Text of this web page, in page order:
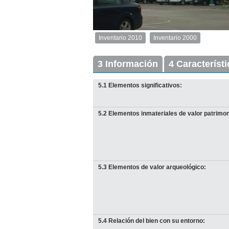
Inventario
Exterior
Descargar
imagen
original
Inventario 2010
Anterior Pausa Siguiente
Inventario 2000
3 Información 4
5.1 Elementos significativos:
5.2 Elementos inmateriales de valor
5.3 Elementos de valor arqueológico:
5.4 Relación del bien con su entorno: